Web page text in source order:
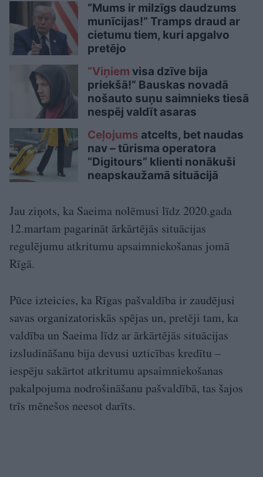
“Mums ir milzīgs daudzums
munīcijas!” Tramps draud ar
cietumu tiem, kuri apgalvo
pretējo
“Viņiem visa dzīve bija
priekšā!” Bauskas novadā
nošauto suņu saimnieks tiesā
nespēj valdīt asaras
Ceļojums atcelts, bet naudas
nav – tūrisma operatora
“Digitours” klienti nonākuši
neapskaužamā situācijā
Jau ziņots, ka Saeima nolēmusi līdz 2020.gada
12.martam pagarināt ārkārtējās situācijas
regulējumu atkritumu apsaimniekošanas jomā
Rīgā.
Pūce izteicies, ka Rīgas pašvaldība ir zaudējusi
savas organizatoriskās spējas un, pretēji tam, ka
valdība un Saeima līdz ar ārkārtējās situācijas
izsludināšanu bija devusi uzticības kredītu –
iespēju sakārtot atkritumu apsaimniekošanas
pakalpojuma nodrošināšanu pašvaldībā, tas šajos
trīs mēnešos neesot darīts.